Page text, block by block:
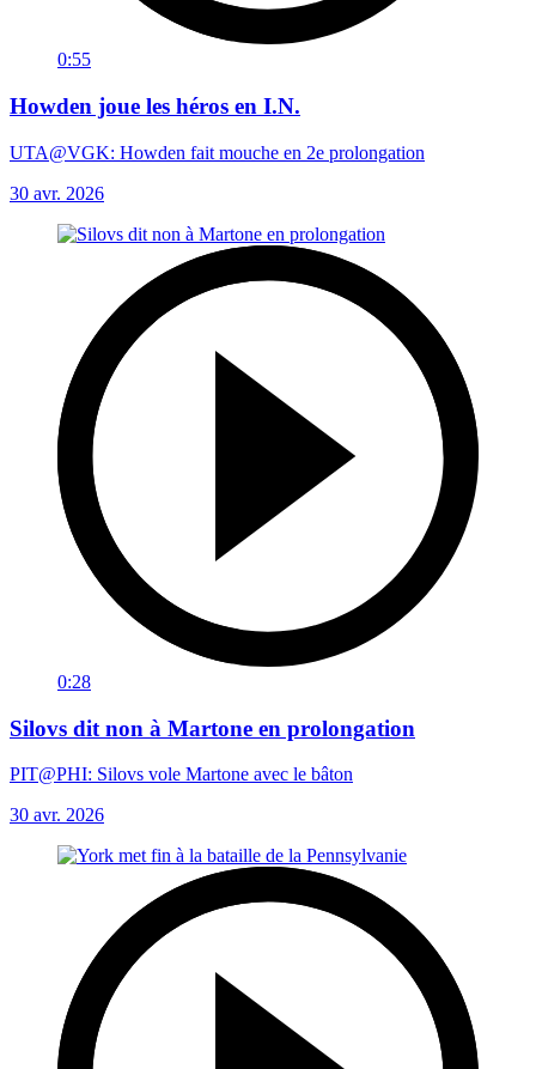
0:55
Howden joue les héros en I.N.
UTA@VGK: Howden fait mouche en 2e prolongation
30 avr. 2026
0:28
Silovs dit non à Martone en prolongation
PIT@PHI: Silovs vole Martone avec le bâton
30 avr. 2026